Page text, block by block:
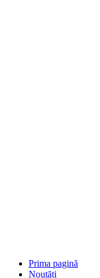
Prima pagină
Noutăți